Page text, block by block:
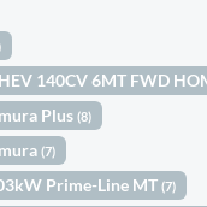
140CV 6MT FWD
Plus(8)
(7)
Prime-Line MT(7)